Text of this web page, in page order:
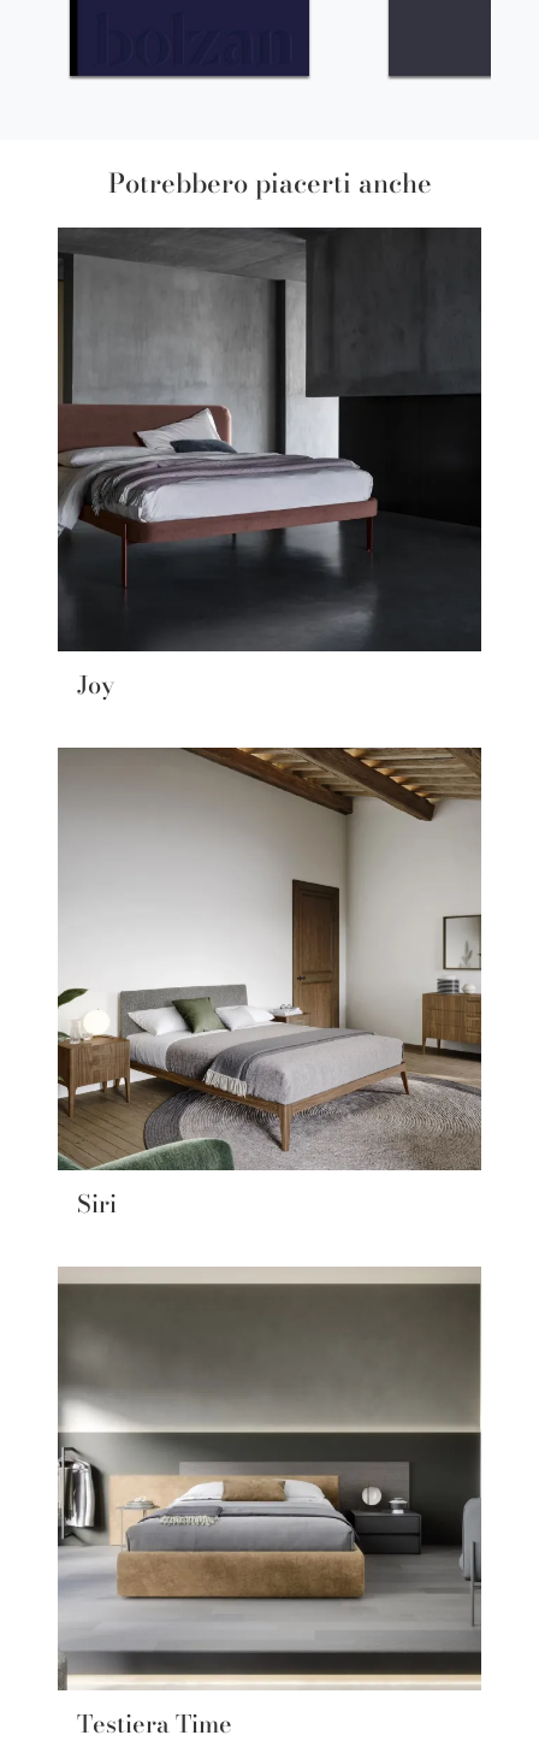
Potrebbero piacerti anche
Joy
Siri
Testiera Time